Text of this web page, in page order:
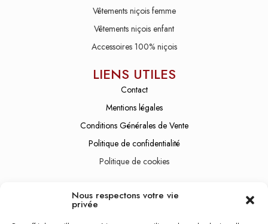
Nous respectons votre vie
privée
Vêtements niçois femme
Vêtements niçois enfant
Accessoires 100% niçois
LIENS UTILES
Contact
Mentions légales
Conditions Générales de Vente
Politique de confidentialité
Politique de cookies
SERVICE CLIENT
08:30 - 19:00